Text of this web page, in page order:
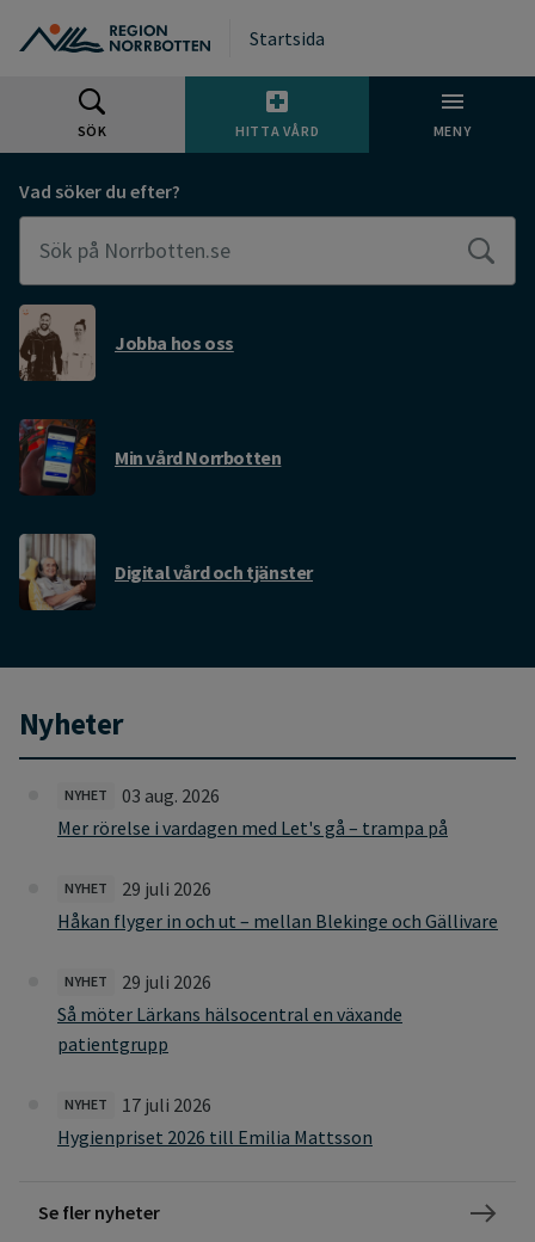
Startsida
SÖK HITTA VÅRD MENY
Välkommen till Region Norrbotten
Vad söker du efter?
Jobba hos oss
Min vård Norrbotten
Digital vård och tjänster
Nyheter
NYHET
03 aug. 2026
Mer rörelse i vardagen med Let's gå – trampa på
NYHET
29 juli 2026
Håkan flyger in och ut – mellan Blekinge och Gällivare
NYHET
29 juli 2026
Så möter Lärkans hälsocentral en växande
patientgrupp
NYHET
17 juli 2026
Hygienpriset 2026 till Emilia Mattsson
Se fler nyheter